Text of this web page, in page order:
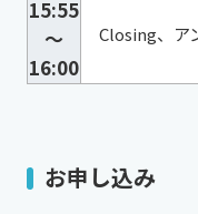
15:55
～
16:00
Closing、ア
お申し込み